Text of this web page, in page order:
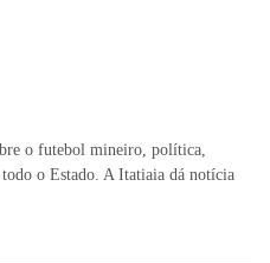
o futebol mineiro, política,
o Estado. A Itatiaia dá notícia